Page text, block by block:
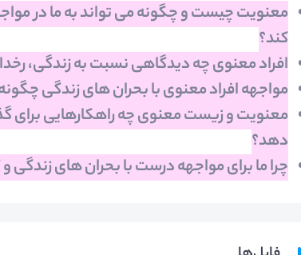
معنویت چیست و چگونه می تواند به ما در
کند؟
افراد معنوی چه دیدگاهی نسبت به زندگی،
مواجهه افراد معنوی با بحران های زندگی
معنویت و زیست معنوی چه راهکارهایی برای
دهد؟
چرا ما برای مواجهه درست با بحران های زندگی و